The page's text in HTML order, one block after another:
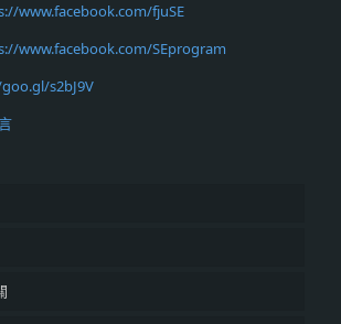
www.facebook.com/fjuSE
www.facebook.com/SEprogram
s2bJ9V